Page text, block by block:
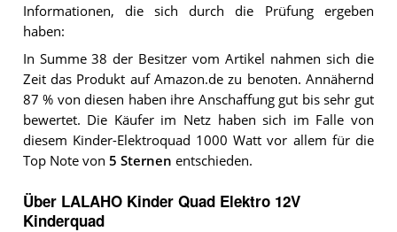
Informationen, die sich durch die Prüfung ergeben
haben:
In Summe 38 der Besitzer vom Artikel nahmen sich die
Zeit das Produkt auf Amazon.de zu benoten. Annähernd
87 % von diesen haben ihre Anschaffung gut bis sehr gut
bewertet. Die Käufer im Netz haben sich im Falle von
diesem Kinder-Elektroquad 1000 Watt vor allem für die
Top Note von 5 Sternen entschieden.
Über LALAHO Kinder Quad Elektro 12V
Kinderquad